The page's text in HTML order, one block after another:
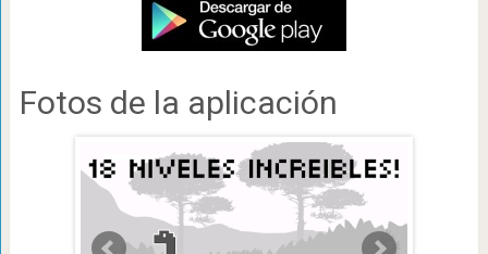
Fotos de la aplicación